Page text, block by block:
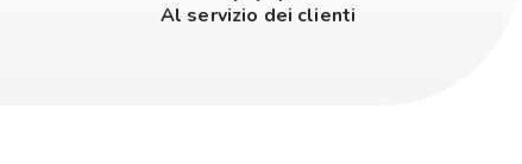
Al servizio dei clienti